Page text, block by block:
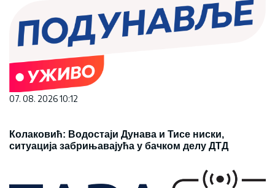
07. 08. 2026 10:12
Колаковић: Водостаји Дунава и Тисе ниски,
ситуација забрињавајућа у бачком делу ДТД